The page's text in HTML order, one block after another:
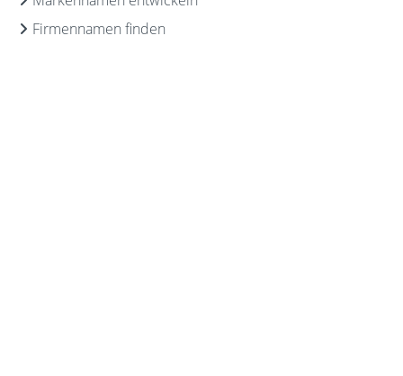
Firmennamen finden